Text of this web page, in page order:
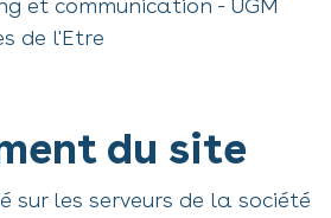
et communication - UGM
de l'Etre
du site
sur les serveurs de la société